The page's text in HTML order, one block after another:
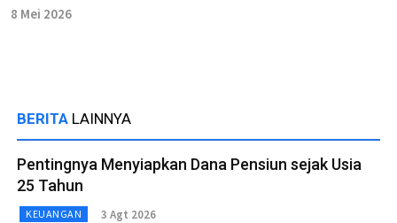
8 Mei 2026
BERITA LAINNYA
Pentingnya Menyiapkan Dana Pensiun sejak Usia
25 Tahun
KEUANGAN 3 Agt 2026